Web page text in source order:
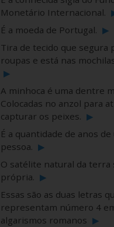
Monetário Internacional.
É a moeda de Portugal. ▶
Tira de tecido que segura
roupas e está nas
▶
A minhoca é uma dentre
Colocadas no anzol para
capturar os peixes. ▶
É a quantidade de anos de
pessoa. ▶
O satélite natural da terra
própria. ▶
Essas são as duas letras
representam número 4
algarismos romanos ▶